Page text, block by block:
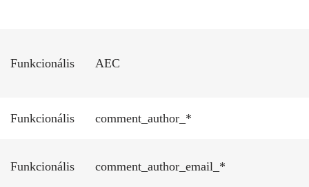
Funkcionális AEC
Funkcionális comment_author_*
Funkcionális comment_author_email_*